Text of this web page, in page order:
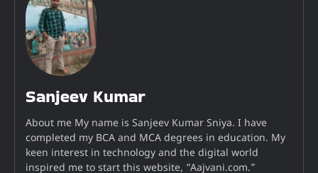
Sanjeev Kumar
About me My name is Sanjeev Kumar Sniya. I have
completed my BCA and MCA degrees in education. My
keen interest in technology and the digital world
inspired me to start this website, “Aajvani.com.”